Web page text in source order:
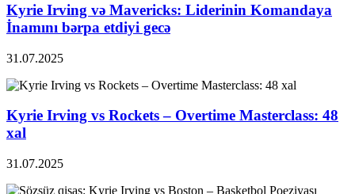
Kyrie Irving və Mavericks: Liderinin Komandaya
İnamını bərpa etdiyi gecə
31.07.2025
Kyrie Irving vs Rockets – Overtime Masterclass: 48
xal
31.07.2025